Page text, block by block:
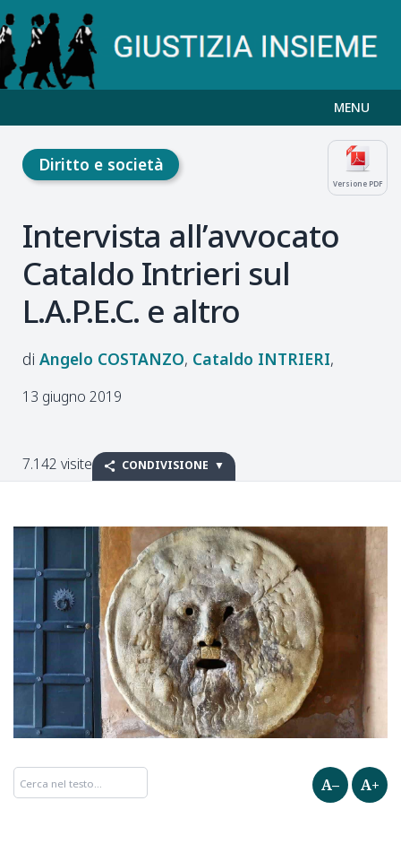
MENU
Versione PDF
Diritto e società
Intervista all’avvocato
Cataldo Intrieri sul
L.A.P.E.C. e altro
Angelo COSTANZO Cataldo INTRIERI
13 giugno 2019
7.142 visite CONDIVISIONE
A– A+